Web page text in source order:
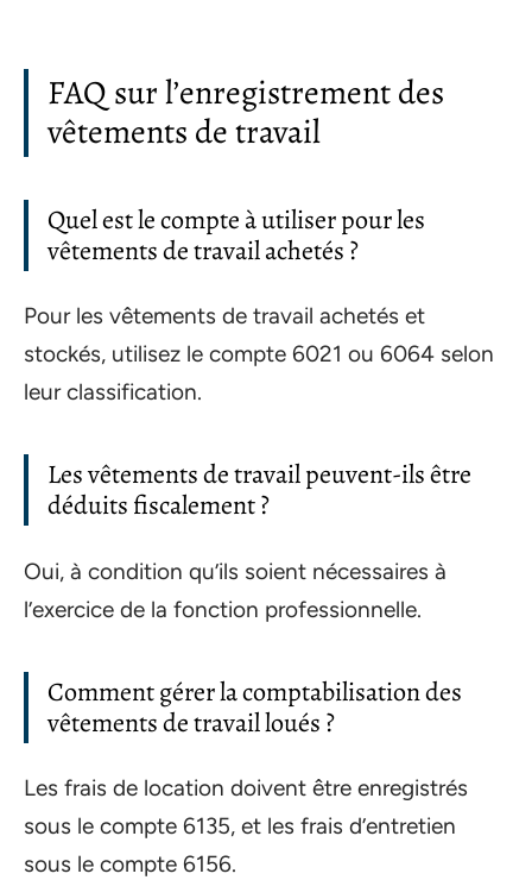
FAQ sur l’enregistrement des
vêtements de travail
Quel est le compte à utiliser pour les
vêtements de travail achetés ?
Pour les vêtements de travail achetés et
stockés, utilisez le compte 6021 ou 6064 selon
leur classification.
Les vêtements de travail peuvent-ils être
déduits fiscalement ?
Oui, à condition qu’ils soient nécessaires à
l’exercice de la fonction professionnelle.
Comment gérer la comptabilisation des
vêtements de travail loués ?
Les frais de location doivent être enregistrés
sous le compte 6135, et les frais d’entretien
sous le compte 6156.